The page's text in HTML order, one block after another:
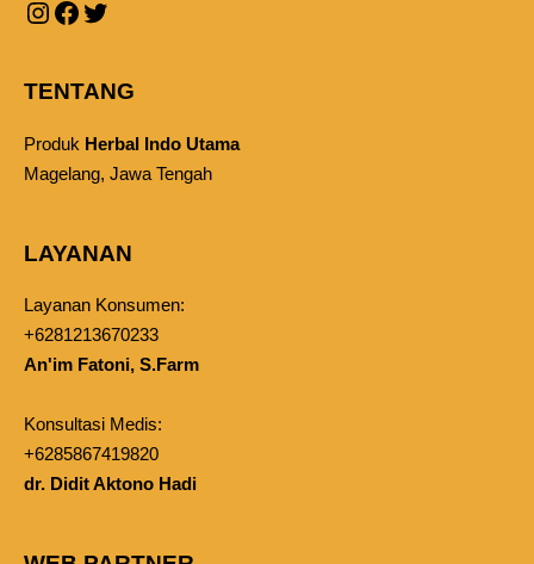
TENTANG
Produk Herbal Indo Utama
Magelang, Jawa Tengah
LAYANAN
Layanan Konsumen:
+6281213670233
An'im Fatoni, S.Farm
Konsultasi Medis:
+6285867419820
dr. Didit Aktono Hadi